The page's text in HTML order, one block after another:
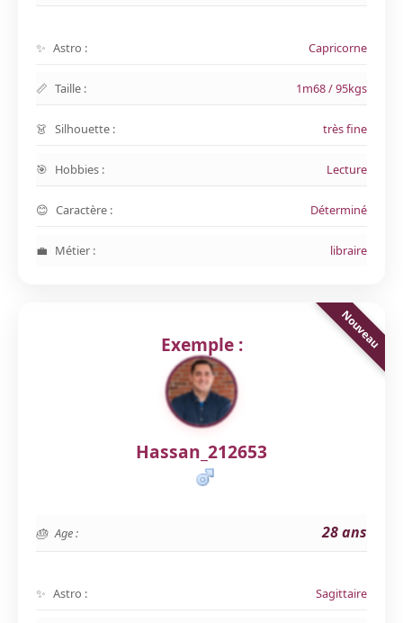
Astro : Capricorne
Taille : 1m68 / 95kgs
Silhouette : très fine
Hobbies : Lecture
Caractère : Déterminé
Métier : libraire
Exemple :
Hassan_212653
Age : 28 ans
Astro : Sagittaire